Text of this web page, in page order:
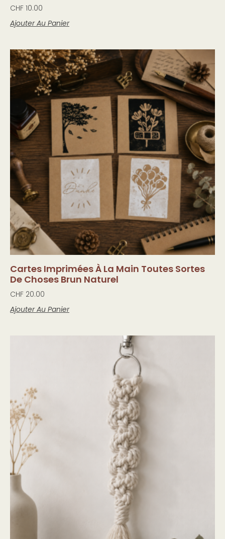
CHF 10.00
Ajouter Au Panier
Cartes Imprimées À La Main Toutes Sortes
De Choses Brun Naturel
CHF 20.00
Ajouter Au Panier